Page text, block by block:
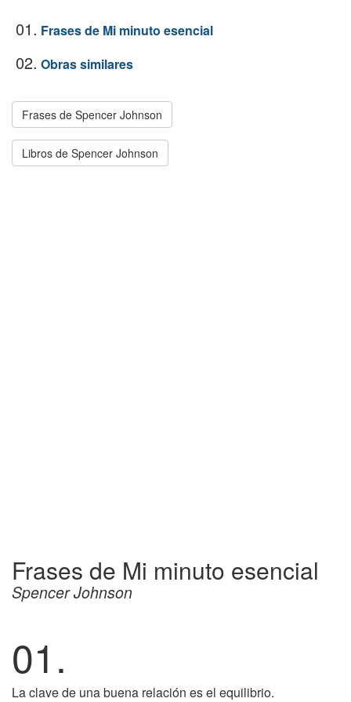
01. Frases de Mi minuto esencial
02. Obras similares
Frases de Spencer Johnson
Libros de Spencer Johnson
Frases de Mi minuto esencial
Spencer Johnson
01.
La clave de una buena relación es el equilibrio.